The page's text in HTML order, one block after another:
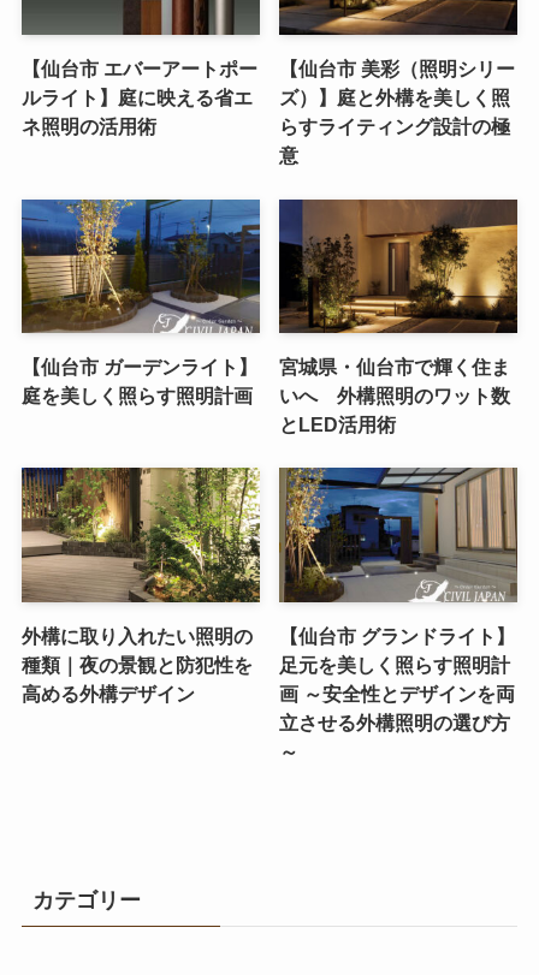
【仙台市 エバーアートポー
ルライト】庭に映える省エ
ネ照明の活用術
【仙台市 美彩（照明シリー
ズ）】庭と外構を美しく照
らすライティング設計の極
意
【仙台市 ガーデンライト】
庭を美しく照らす照明計画
宮城県・仙台市で輝く住ま
いへ 外構照明のワット数
とLED活用術
外構に取り入れたい照明の
種類｜夜の景観と防犯性を
高める外構デザイン
【仙台市 グランドライト】
足元を美しく照らす照明計
画 ～安全性とデザインを両
立させる外構照明の選び方
～
カテゴリー